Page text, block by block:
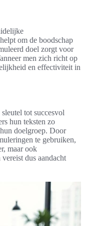
om de boodschap
doel zorgt voor
men zich richt op
en effectiviteit in
tot succesvol
hun teksten zo
doelgroep. Door
te gebruiken,
maar ook
dus aandacht